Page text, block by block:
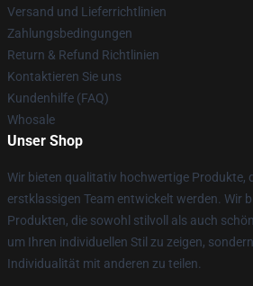
Versand und Lieferrichtlinien
Zahlungsbedingungen
Return & Refund Richtlinien
Kontaktieren Sie uns
Kundenhilfe (FAQ)
Whosale
Unser Shop
Wir bieten qualitativ hochwertige Produkte,
erstklassigen Team entwickelt werden. Wir
Produkten, die sowohl stilvoll als auch
um Ihren individuellen Stil zu zeigen,
Individualität mit anderen zu teilen.